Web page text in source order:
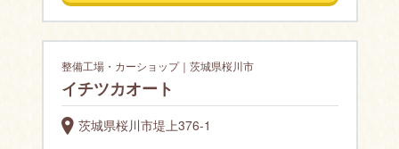
整備工場・カーショップ｜茨城県桜川市
イチツカオート
茨城県桜川市堤上376-1